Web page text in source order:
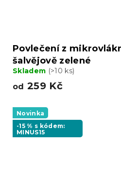
Povlečení z
šalvějově zelené
Skladem (>10 ks)
od 259 Kč
Novinka
-15 % s kódem:
MINUS15